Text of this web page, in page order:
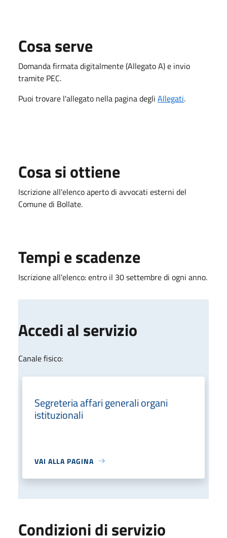
Cosa serve
Domanda firmata digitalmente (Allegato A) e invio
tramite PEC.
Puoi trovare l'allegato nella pagina degli Allegati.
Cosa si ottiene
Iscrizione all'elenco aperto di avvocati esterni del
Comune di Bollate.
Tempi e scadenze
Iscrizione all'elenco: entro il 30 settembre di ogni anno.
Accedi al servizio
Canale fisico:
Segreteria affari generali organi
istituzionali
VAI ALLA PAGINA
Condizioni di servizio